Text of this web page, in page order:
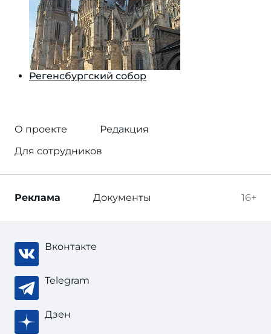
Регенсбургский собор
О проекте
Редакция
Для сотрудников
16+
Реклама Документы
Вконтакте
Telegram
Дзен